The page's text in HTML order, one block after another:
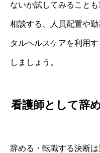
ないか試してみること
相談する、人員配置や
タルヘルスケアを利用
しましょう。
看護師として辞
辞める・転職する決断